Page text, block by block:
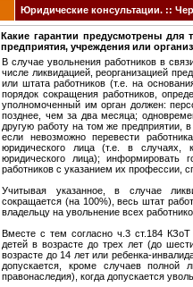
Юридические консультации. ::
Какие гарантии предусмотрены для
предприятия, учреждения или
В случае увольнения работников в
числе ликвидацией, реорганизацией
или штата работников (т.е. на
порядок сокращения работников,
уполномоченный им орган должен:
позднее, чем за два месяца;
другую работу на том же предприятии,
если невозможно перевести
юридического лица (т.е. в случаях,
юридического лица); информировать
работников с указанием их профессии,
Учитывая указанное, в случае
сокращается (на 100%), весь штат
владельцу на увольнение всех
Вместе с тем согласно ч.3 ст.184
детей в возрасте до трех лет (до
возрасте до 14 лет или ребенка-
допускается, кроме случаев полной
правонаследия), когда допускается